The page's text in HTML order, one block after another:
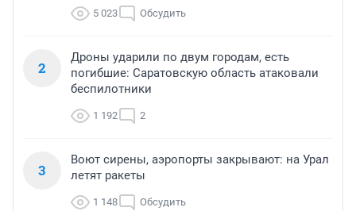
5 023 Обсудить
2
Дроны ударили по двум городам, есть
погибшие: Саратовскую область атаковали
беспилотники
1 192 2
3
Воют сирены, аэропорты закрывают: на Урал
летят ракеты
1 148 Обсудить